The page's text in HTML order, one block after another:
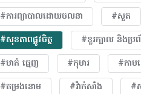
#ការព្យាបាលដោយ​ចលនា
#សួត
#សុខភាពផ្លូវចិត្ត
#ខួរក្បាល និងប្រព័
#មាត់ ធ្មេញ
#កុមារ
#កាម
#តម្រងនោម
#វ៉ាក់សាំង #